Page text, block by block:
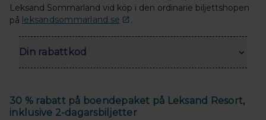
Leksand Sommarland vid köp i den ordinarie biljettshopen
på leksandsommarland.se .
Din rabattkod
30 % rabatt på boendepaket på Leksand Resort,
inklusive 2-dagarsbiljetter